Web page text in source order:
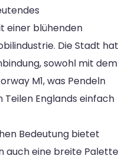
einer blühenden
Die Stadt hat
sowohl mit dem
M1, was Pendeln
Englands einfach
Bedeutung bietet
auch eine breite Palette